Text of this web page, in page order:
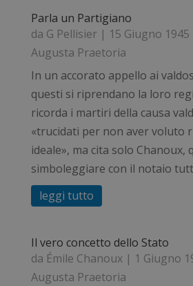
Parla un Partigiano
da G Pellisier| 15 Giugno 1945
Augusta Praetoria
In un accorato appello ai
questi si riprendano la loro
ricorda i martiri della causa
«trucidati per non aver voluto
ideale», ma cita solo Chanoux,
simboleggiare con il notaio
leggi tutto
Il vero concetto dello Stato
da Émile Chanoux| 1 Giugno
Augusta Praetoria